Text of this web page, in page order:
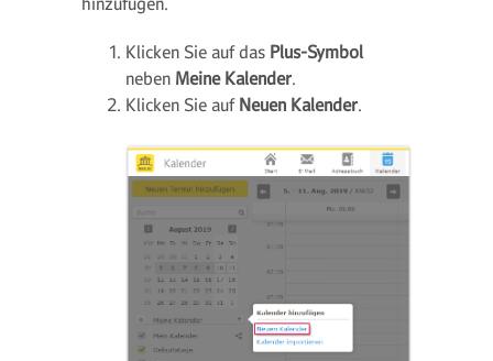
Klicken Sie auf das Plus-Symbol
neben Meine Kalender.
Klicken Sie auf Neuen Kalender.